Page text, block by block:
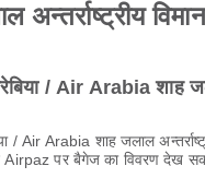
अन्तर्राष्ट्रीय
/ Air Arabia शाह
Airpaz पर बैगेज का विवरण देख